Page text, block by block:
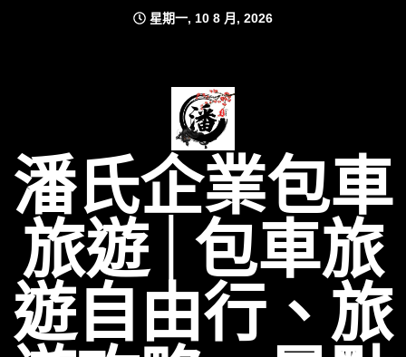
星期一, 10 8 月, 2026
潘氏企業包車
旅遊│包車旅
遊自由行、旅